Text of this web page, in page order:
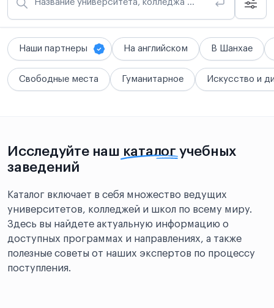
Название университета, колледжа или школы
Наши партнеры На английском В Шанхае
Свободные места Гуманитарное Искусство и
Исследуйте наш каталог учебных
заведений
Каталог включает в себя множество ведущих
университетов, колледжей и школ по всему миру.
Здесь вы найдете актуальную информацию о
доступных программах и направлениях, а также
полезные советы от наших экспертов по процессу
поступления.